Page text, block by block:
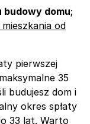
budowy domu;
od
pierwszej
35
budujesz dom i
okres spłaty
33 lat. Warto